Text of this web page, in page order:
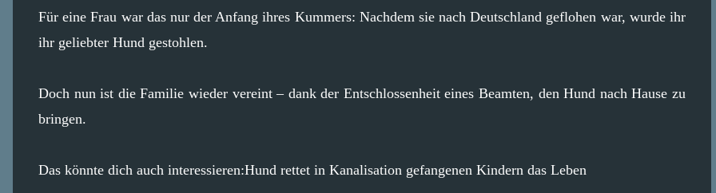
Für eine Frau war das nur der Anfang ihres Kummers: Nachdem sie nach Deutschland geflohen war, wurde ihr
ihr geliebter Hund gestohlen.
Doch nun ist die Familie wieder vereint – dank der Entschlossenheit eines Beamten, den Hund nach Hause zu
bringen.
Das könnte dich auch interessieren:Hund rettet in Kanalisation gefangenen Kindern das Leben